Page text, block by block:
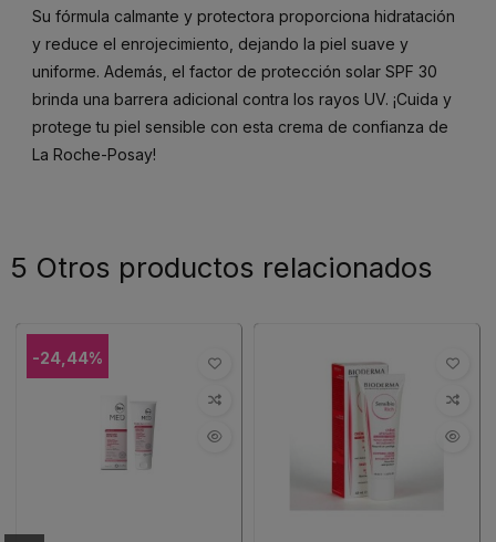
Su fórmula calmante y protectora proporciona hidratación
y reduce el enrojecimiento, dejando la piel suave y
uniforme. Además, el factor de protección solar SPF 30
brinda una barrera adicional contra los rayos UV. ¡Cuida y
protege tu piel sensible con esta crema de confianza de
La Roche-Posay!
5 Otros productos relacionados
-24,44%